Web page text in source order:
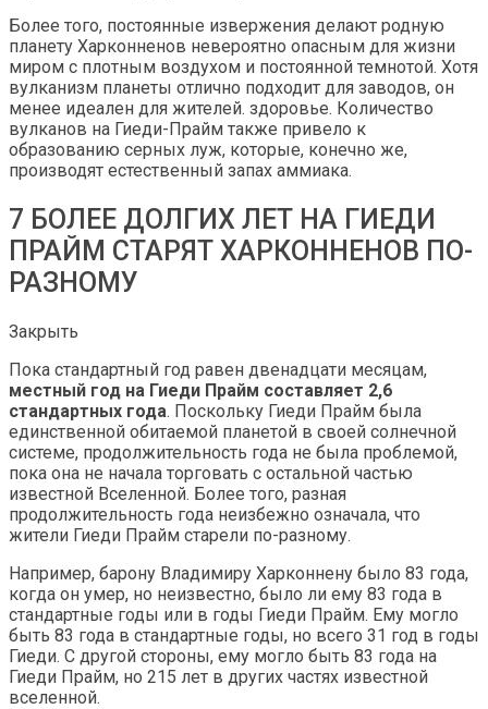
Более того, постоянные извержения делают родную
планету Харконненов невероятно опасным для жизни
миром с плотным воздухом и постоянной темнотой. Хотя
вулканизм планеты отлично подходит для заводов, он
менее идеален для жителей. здоровье. Количество
вулканов на Гиеди-Прайм также привело к
образованию серных луж, которые, конечно же,
производят естественный запах аммиака.
7 БОЛЕЕ ДОЛГИХ ЛЕТ НА ГИЕДИ
ПРАЙМ СТАРЯТ ХАРКОННЕНОВ ПО-
РАЗНОМУ
Закрыть
Пока стандартный год равен двенадцати месяцам,
местный год на Гиеди Прайм составляет 2,6
стандартных года. Поскольку Гиеди Прайм была
единственной обитаемой планетой в своей солнечной
системе, продолжительность года не была проблемой,
пока она не начала торговать с остальной частью
известной Вселенной. Более того, разная
продолжительность года неизбежно означала, что
жители Гиеди Прайм старели по-разному.
Например, барону Владимиру Харконнену было 83 года,
когда он умер, но неизвестно, было ли ему 83 года в
стандартные годы или в годы Гиеди Прайм. Ему могло
быть 83 года в стандартные годы, но всего 31 год в годы
Гиеди. С другой стороны, ему могло быть 83 года на
Гиеди Прайм, но 215 лет в других частях известной
вселенной.